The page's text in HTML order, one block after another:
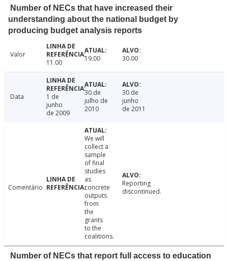
Number of NECs that have increased their
understanding about the national budget by
producing budget analysis reports
Valor
11.00
19.00 30.00
Data
1 de
junho
de 2009
30 de
julho de
2010
30 de
junho
de 2011
Comentário
We will
collect a
sample
of final
studies
as
concrete
outputs
from
the
grants
to the
coalitions.
Reporting
discontinued.
Number of NECs that report full access to education